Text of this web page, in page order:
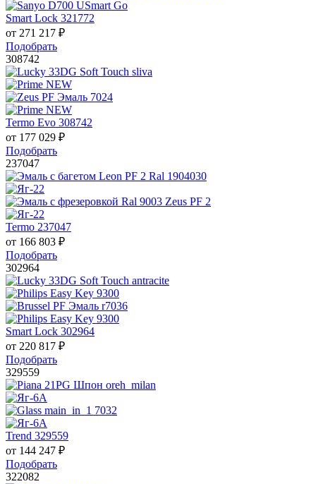
Smart Lock 321772
от 271 217 ₽
Подобрать
308742
Termo Evo 308742
от 177 029 ₽
Подобрать
237047
Termo 237047
от 166 803 ₽
Подобрать
302964
Smart Lock 302964
от 220 817 ₽
Подобрать
329559
Trend 329559
от 144 247 ₽
Подобрать
322082